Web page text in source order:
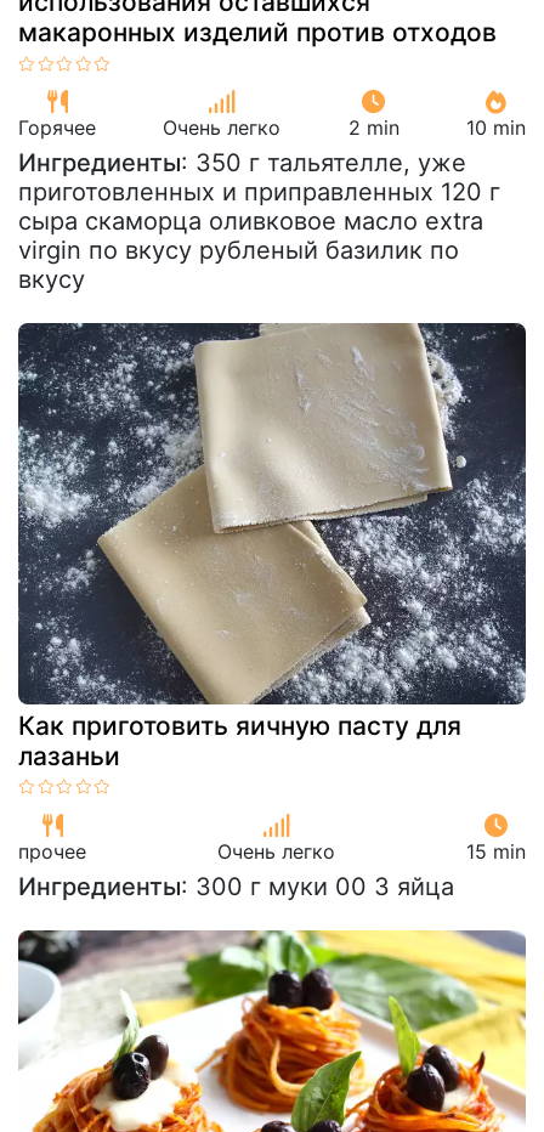
макаронных изделий против отходов
Горячее Очень легко 2 min 10 min
Ингредиенты: 350 г тальятелле, уже
приготовленных и приправленных 120 г
сыра скаморца оливковое масло extra
virgin по вкусу рубленый базилик по
вкусу
Как приготовить яичную пасту для
лазаньи
прочее Очень легко 15 min
Ингредиенты: 300 г муки 00 3 яйца